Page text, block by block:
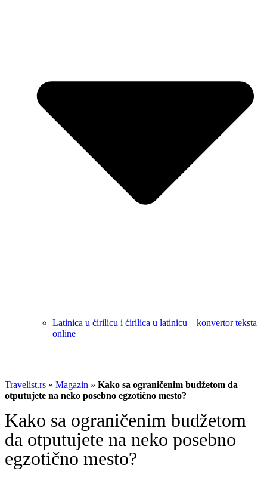
Latinica u ćirilicu i ćirilica u latinicu – konvertor teksta
online
Travelist.rs » Magazin » Kako sa ograničenim budžetom da
otputujete na neko posebno egzotično mesto?
Kako sa ograničenim budžetom
da otputujete na neko posebno
egzotično mesto?